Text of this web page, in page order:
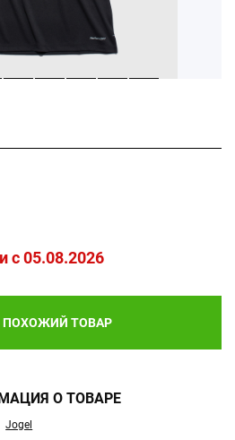
c 05.08.2026
ПОХОЖИЙ ТОВАР
О ТОВАРЕ
Jogel